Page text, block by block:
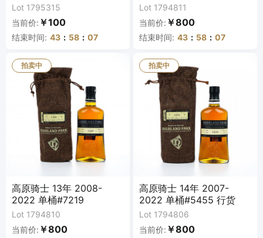
Lot 1795315
当前价: ￥100
结束时间: 43 : 58 : 07
Lot 1794811
当前价: ￥800
结束时间: 43 : 58 : 07
拍卖中
高原骑士 13年 2008-
2022 单桶#7219
Lot 1794810
当前价: ￥800
拍卖中
高原骑士 14年 2007-
2022 单桶#5455 行货
Lot 1794806
当前价: ￥800